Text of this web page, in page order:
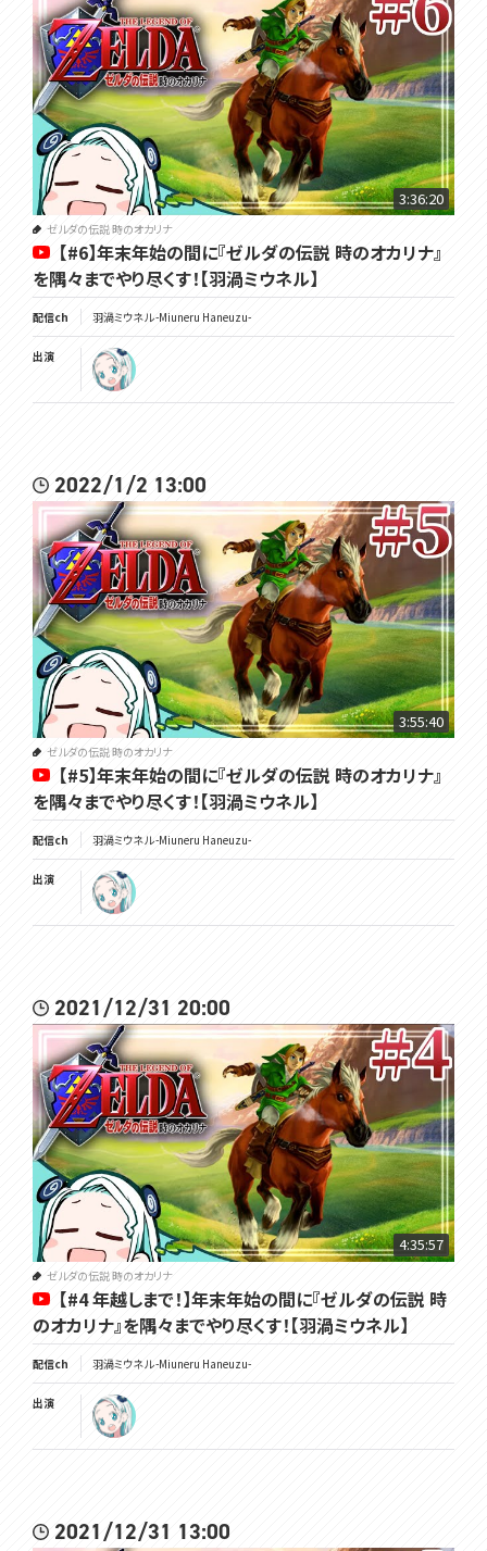
3:36:20
ゼルダの伝説 時のオカリナ
【#6】年末年始の間に『ゼルダの伝説 時のオカリナ』
を隅々までやり尽くす！【羽渦ミウネル】
配信ch 羽渦ミウネル -Miuneru Haneuzu-
出演
2022/1/2 13:00
3:55:40
ゼルダの伝説 時のオカリナ
【#5】年末年始の間に『ゼルダの伝説 時のオカリナ』
を隅々までやり尽くす！【羽渦ミウネル】
配信ch 羽渦ミウネル -Miuneru Haneuzu-
出演
2021/12/31 20:00
4:35:57
ゼルダの伝説 時のオカリナ
【#4 年越しまで！】年末年始の間に『ゼルダの伝説 時
のオカリナ』を隅々までやり尽くす！【羽渦ミウネル】
配信ch 羽渦ミウネル -Miuneru Haneuzu-
出演
2021/12/31 13:00